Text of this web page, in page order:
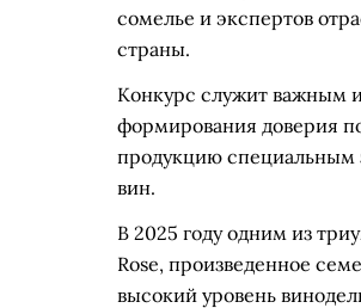
сомелье и экспертов
страны.
Конкурс служит важным
формирования доверия
продукцию специальным
вин.
В 2025 году одним из
Rose, произведенное
высокий уровень